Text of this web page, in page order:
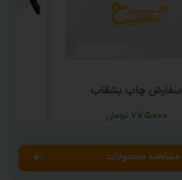
سفارش چاپ بشقاب
۷۷۵,۰۰۰ تومان
مشاهده محصولات